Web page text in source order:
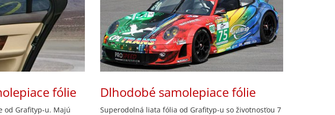
fólie
od Grafityp-u. Majú
Dlhodobé samolepiace fólie
Superodolná liata fólia od Grafityp-u so životnosťou 7